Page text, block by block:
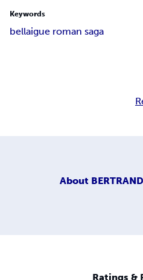
Keywords
bellaigue roman saga
About
Ratings &